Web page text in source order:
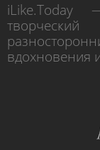
iLike.Today
вдохновения